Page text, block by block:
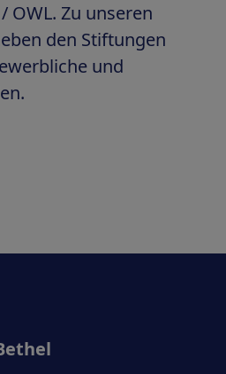
OWL. Zu unseren
den Stiftungen
und